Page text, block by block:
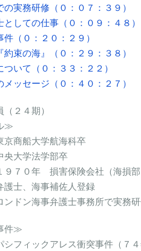
実務研修（０：０７：３９）
しての仕事（０：０９：４８）
（０：２０：２９）
束の海』（０：２９：３８）
いて（０：３３：２２）
ッセージ（０：４０：２７）
２４期）
≫
商船大学航海科卒
大学法学部卒
９７０年 損害保険会社（海損
士、海事補佐人登録
ドン海事弁護士事務所で実務
件≫
シフィックアレス衝突事件（７